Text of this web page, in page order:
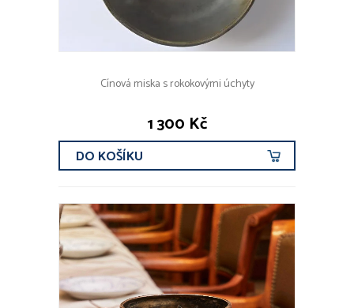
Cínová miska s rokokovými úchyty
1 300 Kč
DO KOŠÍKU